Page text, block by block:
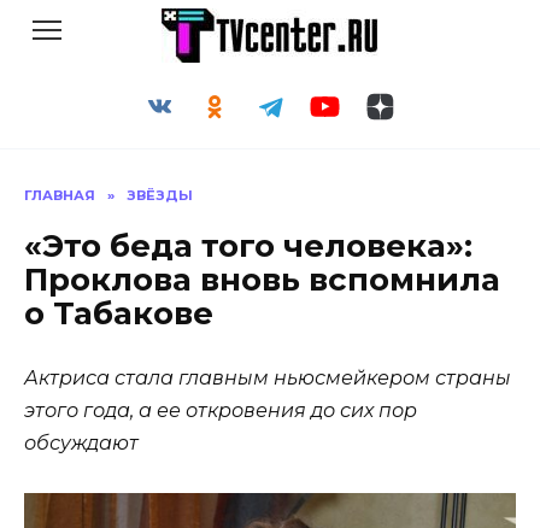
ГЛАВНАЯ » ЗВЁЗДЫ
«Это беда того человека»:
Проклова вновь вспомнила
о Табакове
Актриса стала главным ньюсмейкером страны
этого года, а ее откровения до сих пор
обсуждают